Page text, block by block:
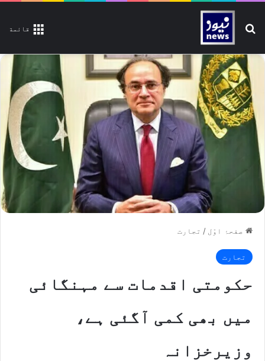
قائمة تلاش کیجیے
صفحۂ اوّل / تجارت
تجارت
حکومتی اقدمات سے مہنگائی
میں بھی کمی آگئی ہے،
وزیرخزانہ